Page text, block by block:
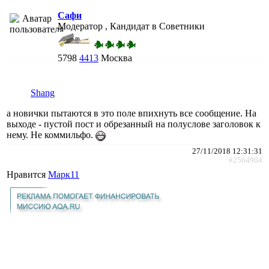
Сафи
Модератор , Кандидат в Советники
5798 4413 Москва
Shang
а новички пытаются в это поле впихнуть все сообщение. На
выходе - пустой пост и обрезанный на полуслове заголовок к
нему. Не коммильфо.
27/11/2018 12:31:31
#2564904
Нравится Марк11